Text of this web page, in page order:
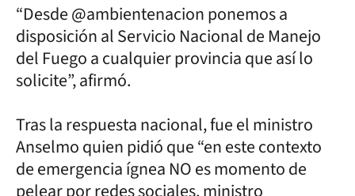
“Desde @ambientenacion ponemos a
disposición al Servicio Nacional de Manejo
del Fuego a cualquier provincia que así lo
solicite”, afirmó.
Tras la respuesta nacional, fue el ministro
Anselmo quien pidió que “en este contexto
de emergencia ígnea NO es momento de